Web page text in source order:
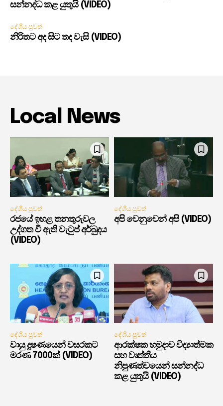
සන්නද්ධ කළ යුතුයි (VIDEO)
දේශීය පුවත්
නිරිතට අද සිට තද වැසි (VIDEO)
Local News
දේශීය පුවත්
රජයේ ඉහළ තනතුරුවල
උද්ගත වී ඇති වැටුප් අර්බුදය
(VIDEO)
දේශීය පුවත්
අපි වෙනුවෙන් අපි (VIDEO)
දේශීය පුවත්
වායු දූෂණයෙන් වසරකට
මරණ 7000ක් (VIDEO)
දේශීය පුවත්
ආරක්ෂක හමුදාව විද්‍යාත්මක
සහ වෘත්තීය
නිපුණත්වයෙන් සන්නද්ධ
කළ යුතුයි (VIDEO)